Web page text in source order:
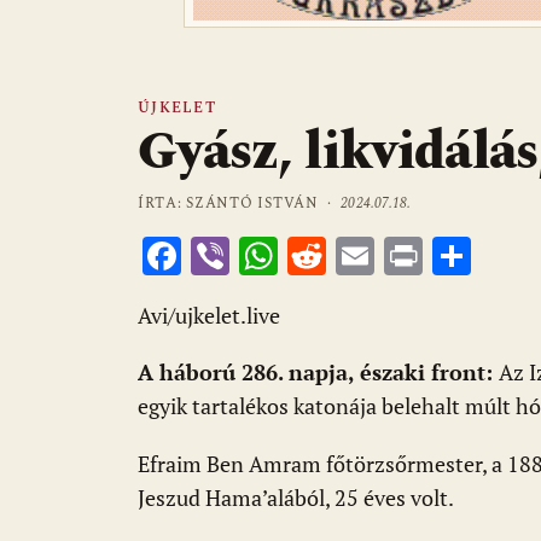
ÚJKELET
Gyász,
ÍRTA: SZÁNTÓ ISTVÁN ·2024.07.18.
F
ac
e
b
o
o
k
Vi
b
er
W
at
s
A
p
p
R
di
t
E
l
Pr
m
e
g
Avi/ujkelet.live
A háború 286. napja, északi front: Az
egyik tartalékos katonája belehalt múlt
Efraim Ben Amram főtörzsőrmester, a
Jeszud Hama’alából, 25 éves volt.